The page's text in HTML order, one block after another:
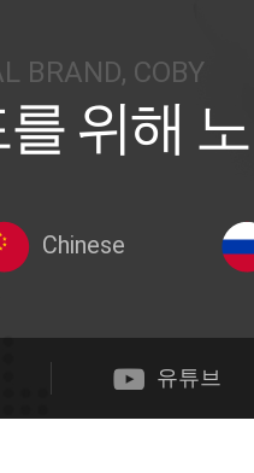
BRAND, COBY
위해
Chinese
유튜브